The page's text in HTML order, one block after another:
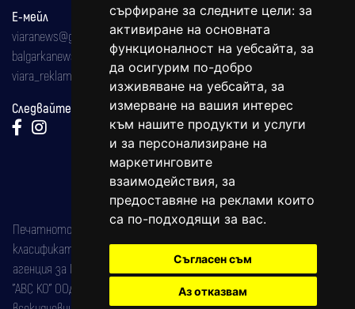
сърфиране за следните цели: за
активиране на основната
функционалност на уебсайта, за
да осигурим по-добро
изживяване на уебсайта, за
измерване на вашия интерес
към нашите продукти и услуги
и за персонализиране на
маркетинговите
взаимодействия, за
предоставяне на реклами които
са по-подходящи за вас.
Съгласен съм
Аз отказвам
Е-мейл
viaranews@gmail.com
balgarkanews@gmail.com
viara_reklama@mail.bg
Следвайте ни:
Печатното издание на вестника е регистрирано в националния
класификатор на печатните издания (Българска национална
агенция за ISSN) под номер: ISSN 1312-4722.
"АВС КО" ООД е притежател на марката: Вяра информационен